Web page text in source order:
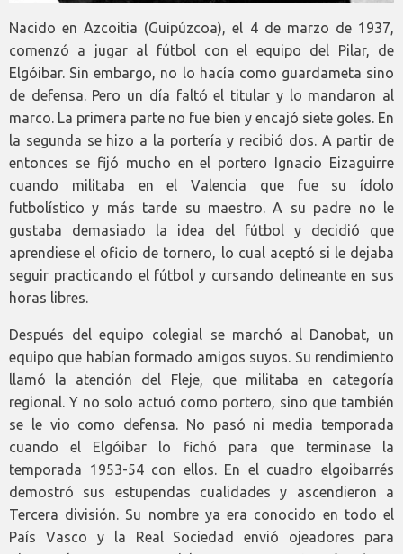
Nacido en Azcoitia (Guipúzcoa), el 4 de marzo de 1937,
comenzó a jugar al fútbol con el equipo del Pilar, de
Elgóibar. Sin embargo, no lo hacía como guardameta sino
de defensa. Pero un día faltó el titular y lo mandaron al
marco. La primera parte no fue bien y encajó siete goles. En
la segunda se hizo a la portería y recibió dos. A partir de
entonces se fijó mucho en el portero Ignacio Eizaguirre
cuando militaba en el Valencia que fue su ídolo
futbolístico y más tarde su maestro. A su padre no le
gustaba demasiado la idea del fútbol y decidió que
aprendiese el oficio de tornero, lo cual aceptó si le dejaba
seguir practicando el fútbol y cursando delineante en sus
horas libres.
Después del equipo colegial se marchó al Danobat, un
equipo que habían formado amigos suyos. Su rendimiento
llamó la atención del Fleje, que militaba en categoría
regional. Y no solo actuó como portero, sino que también
se le vio como defensa. No pasó ni media temporada
cuando el Elgóibar lo fichó para que terminase la
temporada 1953-54 con ellos. En el cuadro elgoibarrés
demostró sus estupendas cualidades y ascendieron a
Tercera división. Su nombre ya era conocido en todo el
País Vasco y la Real Sociedad envió ojeadores para